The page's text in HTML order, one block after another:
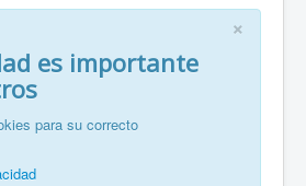
轮滑协会！
×
es importante
para su correcto